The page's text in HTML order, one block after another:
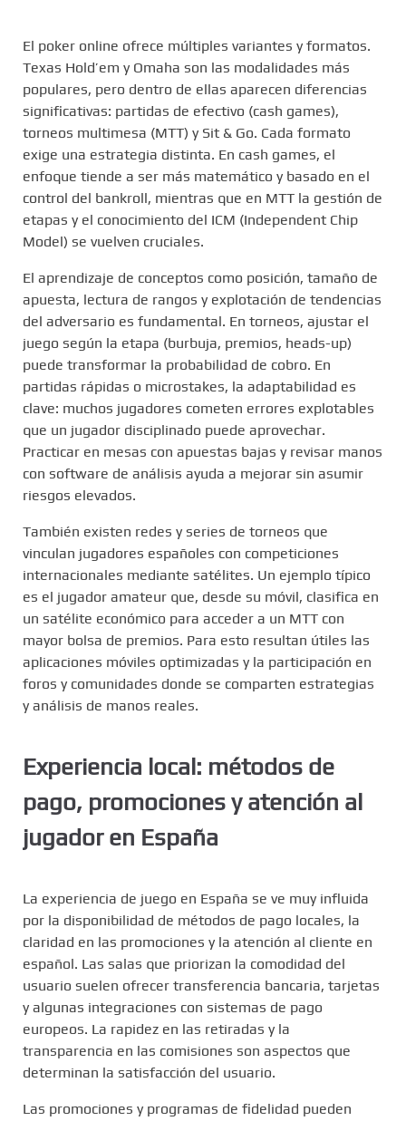
El poker online ofrece múltiples variantes y formatos.
Texas Hold’em y Omaha son las modalidades más
populares, pero dentro de ellas aparecen diferencias
significativas: partidas de efectivo (cash games),
torneos multimesa (MTT) y Sit & Go. Cada formato
exige una estrategia distinta. En cash games, el
enfoque tiende a ser más matemático y basado en el
control del bankroll, mientras que en MTT la gestión de
etapas y el conocimiento del ICM (Independent Chip
Model) se vuelven cruciales.
El aprendizaje de conceptos como posición, tamaño de
apuesta, lectura de rangos y explotación de tendencias
del adversario es fundamental. En torneos, ajustar el
juego según la etapa (burbuja, premios, heads-up)
puede transformar la probabilidad de cobro. En
partidas rápidas o microstakes, la adaptabilidad es
clave: muchos jugadores cometen errores explotables
que un jugador disciplinado puede aprovechar.
Practicar en mesas con apuestas bajas y revisar manos
con software de análisis ayuda a mejorar sin asumir
riesgos elevados.
También existen redes y series de torneos que
vinculan jugadores españoles con competiciones
internacionales mediante satélites. Un ejemplo típico
es el jugador amateur que, desde su móvil, clasifica en
un satélite económico para acceder a un MTT con
mayor bolsa de premios. Para esto resultan útiles las
aplicaciones móviles optimizadas y la participación en
foros y comunidades donde se comparten estrategias
y análisis de manos reales.
Experiencia local: métodos de
pago, promociones y atención al
jugador en España
La experiencia de juego en España se ve muy influida
por la disponibilidad de métodos de pago locales, la
claridad en las promociones y la atención al cliente en
español. Las salas que priorizan la comodidad del
usuario suelen ofrecer transferencia bancaria, tarjetas
y algunas integraciones con sistemas de pago
europeos. La rapidez en las retiradas y la
transparencia en las comisiones son aspectos que
determinan la satisfacción del usuario.
Las promociones y programas de fidelidad pueden